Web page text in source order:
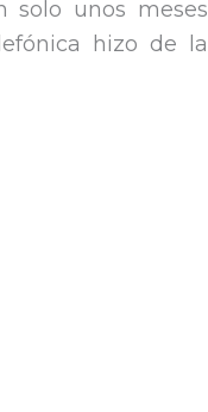
solo unos meses
hizo de la